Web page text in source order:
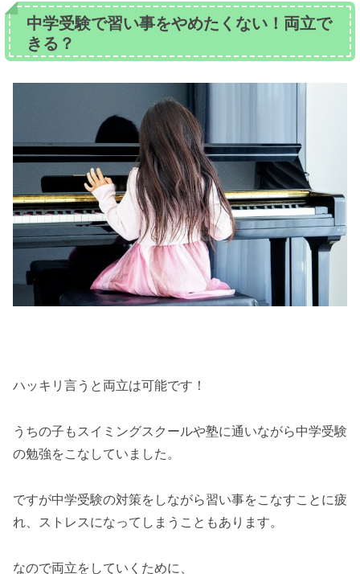
中学受験で習い事をやめたくない！両立で
きる？
ハッキリ言うと両立は可能です！
うちの子もスイミングスクールや塾に通いながら中学受験
の勉強をこなしていました。
ですが中学受験の対策をしながら習い事をこなすことに疲
れ、ストレスになってしまうこともあります。
なので両立をしていくために、